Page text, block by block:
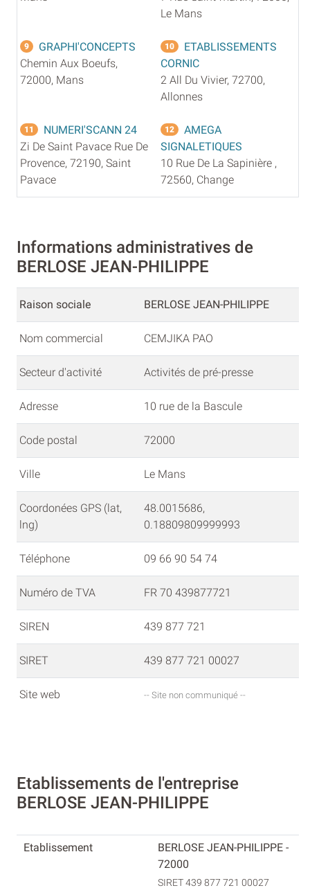
Le Mans
9
GRAPHI'CONCEPTS
Chemin Aux Boeufs,
72000, Mans
10
ETABLISSEMENTS
CORNIC
2 All Du Vivier, 72700,
Allonnes
11
NUMERI'SCANN 24
Zi De Saint Pavace Rue De
Provence, 72190, Saint
Pavace
12
AMEGA
SIGNALETIQUES
10 Rue De La Sapinière ,
72560, Change
Informations administratives de
BERLOSE JEAN-PHILIPPE
Raison sociale BERLOSE JEAN-PHILIPPE
Nom commercial CEMJIKA PAO
Secteur d'activité Activités de pré-presse
Adresse 10 rue de la Bascule
Code postal 72000
Ville Le Mans
Coordonées GPS (lat,
lng)
48.0015686,
0.18809809999993
Téléphone 09 66 90 54 74
Numéro de TVA FR 70 439877721
SIREN 439 877 721
SIRET 439 877 721 00027
Site web -- Site non communiqué --
Etablissements de l'entreprise
BERLOSE JEAN-PHILIPPE
BERLOSE JEAN-PHILIPPE -
72000
SIRET 439 877 721 00027